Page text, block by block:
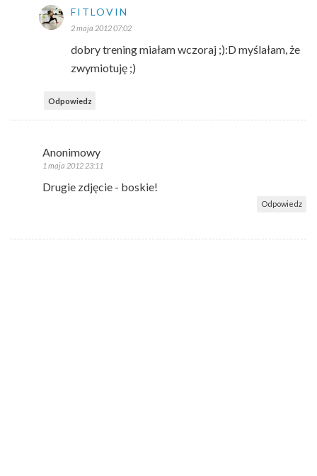
FITLOVIN
2 maja 2012 07:02
dobry trening miałam wczoraj ;):D myślałam, że
zwymiotuję ;)
Odpowiedz
Anonimowy
1 maja 2012 23:11
Drugie zdjęcie - boskie!
Odpowiedz